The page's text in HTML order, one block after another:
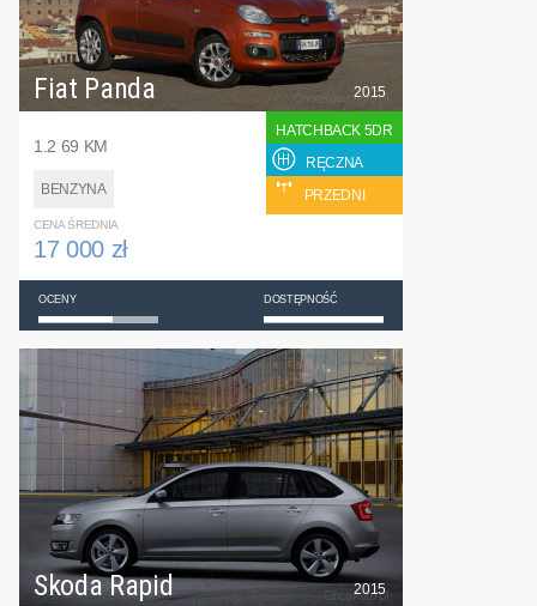
Fiat Panda
1.2 69 KM
BENZYNA
2015
HATCHBACK 5DR
RĘCZNA
PRZEDNI
CENA ŚREDNIA
17 000 zł
OCENY DOSTĘPNOŚĆ
Skoda Rapid 2015